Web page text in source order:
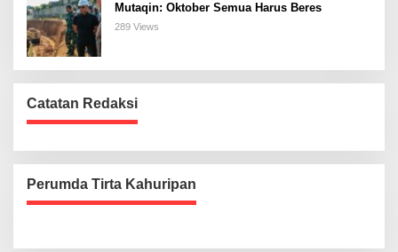
Mutaqin: Oktober Semua Harus Beres
289 Views
Catatan Redaksi
Perumda Tirta Kahuripan